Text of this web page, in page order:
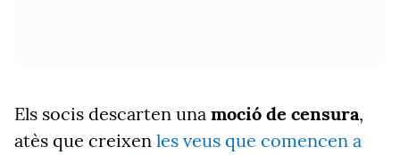
Els socis descarten una moció de censura,
atès que creixen les veus que comencen a